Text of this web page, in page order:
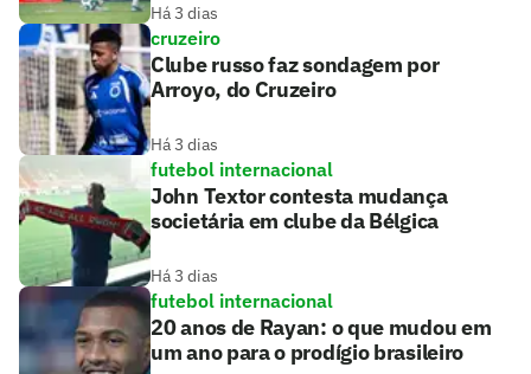
Há 3 dias
cruzeiro
Clube russo faz sondagem por
Arroyo, do Cruzeiro
Há 3 dias
futebol internacional
John Textor contesta mudança
societária em clube da Bélgica
Há 3 dias
futebol internacional
20 anos de Rayan: o que mudou em
um ano para o prodígio brasileiro